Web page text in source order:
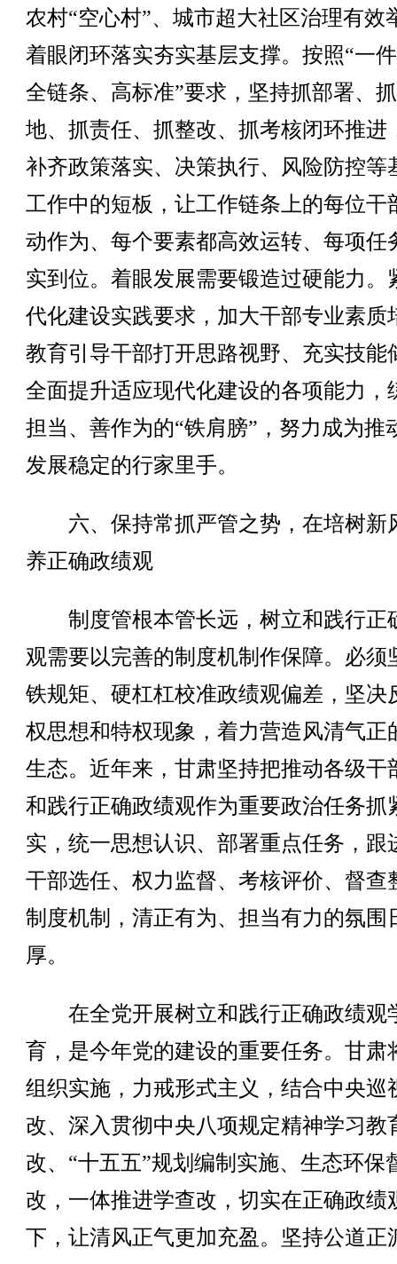
农村“空心村”、城市超大社区治理有效
着眼闭环落实夯实基层支撑。按照“一
全链条、高标准”要求，坚持抓部署、
地、抓责任、抓整改、抓考核闭环推进
补齐政策落实、决策执行、风险防控等
工作中的短板，让工作链条上的每位干
动作为、每个要素都高效运转、每项任
实到位。着眼发展需要锻造过硬能力。
代化建设实践要求，加大干部专业素质
教育引导干部打开思路视野、充实技能
全面提升适应现代化建设的各项能力，
担当、善作为的“铁肩膀”，努力成为推
发展稳定的行家里手。
六、保持常抓严管之势，在培树新
养正确政绩观
制度管根本管长远，树立和践行正
观需要以完善的制度机制作保障。必须
铁规矩、硬杠杠校准政绩观偏差，坚决
权思想和特权现象，着力营造风清气正
生态。近年来，甘肃坚持把推动各级干
和践行正确政绩观作为重要政治任务抓
实，统一思想认识、部署重点任务，跟
干部选任、权力监督、考核评价、督查
制度机制，清正有为、担当有力的氛围
厚。
在全党开展树立和践行正确政绩观
育，是今年党的建设的重要任务。甘肃
组织实施，力戒形式主义，结合中央巡
改、深入贯彻中央八项规定精神学习教
改、“十五五”规划编制实施、生态环保
改，一体推进学查改，切实在正确政绩
下，让清风正气更加充盈。坚持公道正